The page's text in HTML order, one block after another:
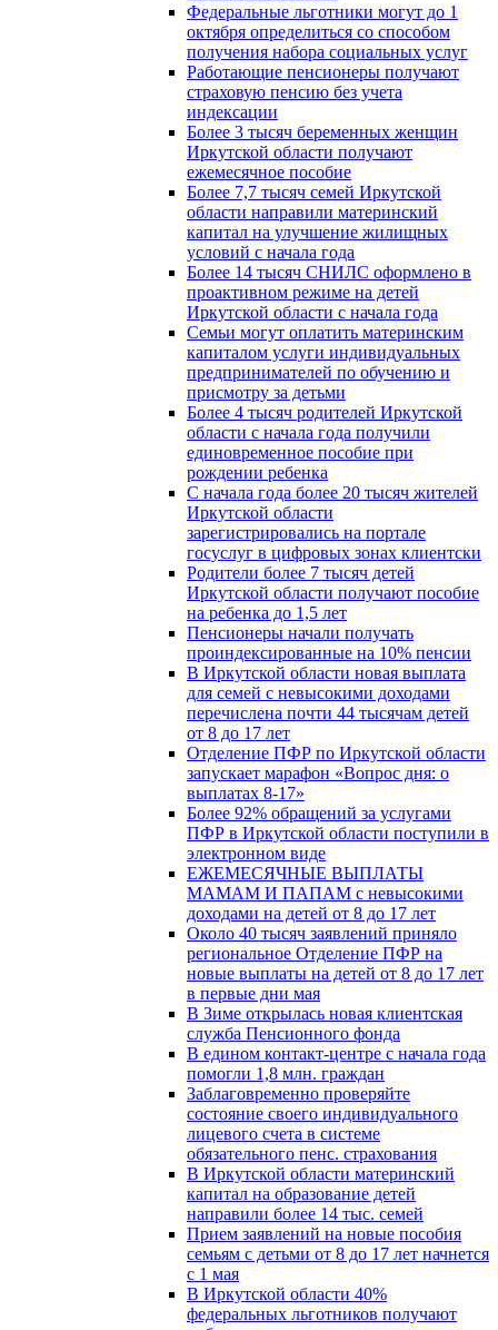
Федеральные льготники могут до 1
октября определиться со способом
получения набора социальных услуг
Работающие пенсионеры получают
страховую пенсию без учета
индексации
Более 3 тысяч беременных женщин
Иркутской области получают
ежемесячное пособие
Более 7,7 тысяч семей Иркутской
области направили материнский
капитал на улучшение жилищных
условий с начала года
Более 14 тысяч СНИЛС оформлено в
проактивном режиме на детей
Иркутской области с начала года
Семьи могут оплатить материнским
капиталом услуги индивидуальных
предпринимателей по обучению и
присмотру за детьми
Более 4 тысяч родителей Иркутской
области с начала года получили
единовременное пособие при
рождении ребенка
С начала года более 20 тысяч жителей
Иркутской области
зарегистрировались на портале
госуслуг в цифровых зонах клиентски
Родители более 7 тысяч детей
Иркутской области получают пособие
на ребенка до 1,5 лет
Пенсионеры начали получать
проиндексированные на 10% пенсии
В Иркутской области новая выплата
для семей с невысокими доходами
перечислена почти 44 тысячам детей
от 8 до 17 лет
Отделение ПФР по Иркутской области
запускает марафон «Вопрос дня: о
выплатах 8-17»
Более 92% обращений за услугами
ПФР в Иркутской области поступили в
электронном виде
ЕЖЕМЕСЯЧНЫЕ ВЫПЛАТЫ
МАМАМ И ПАПАМ с невысокими
доходами на детей от 8 до 17 лет
Около 40 тысяч заявлений приняло
региональное Отделение ПФР на
новые выплаты на детей от 8 до 17 лет
в первые дни мая
В Зиме открылась новая клиентская
служба Пенсионного фонда
В едином контакт-центре с начала года
помогли 1,8 млн. граждан
Заблаговременно проверяйте
состояние своего индивидуального
лицевого счета в системе
обязательного пенс. страхования
В Иркутской области материнский
капитал на образование детей
направили более 14 тыс. семей
Прием заявлений на новые пособия
семьям с детьми от 8 до 17 лет начнется
с 1 мая
В Иркутской области 40%
федеральных льготников получают